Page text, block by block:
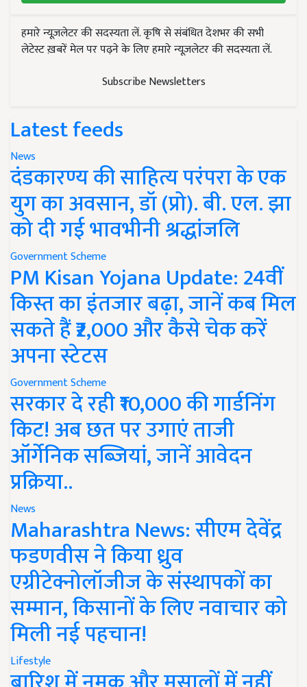
हमारे न्यूज़लेटर की सदस्यता लें. कृषि से संबंधित देशभर की सभी
लेटेस्ट ख़बरें मेल पर पढ़ने के लिए हमारे न्यूज़लेटर की सदस्यता लें.
Subscribe Newsletters
Latest feeds
News
दंडकारण्य की साहित्य परंपरा के एक
युग का अवसान, डॉ (प्रो). बी. एल. झा
को दी गई भावभीनी श्रद्धांजलि
Government Scheme
PM Kisan Yojana Update: 24वीं
किस्त का इंतजार बढ़ा, जानें कब मिल
सकते हैं ₹2,000 और कैसे चेक करें
अपना स्टेटस
Government Scheme
सरकार दे रही ₹10,000 की गार्डनिंग
किट! अब छत पर उगाएं ताजी
ऑर्गेनिक सब्जियां, जानें आवेदन
प्रक्रिया..
News
Maharashtra News: सीएम देवेंद्र
फडणवीस ने किया ध्रुव
एग्रीटेक्नोलॉजीज के संस्थापकों का
सम्मान, किसानों के लिए नवाचार को
मिली नई पहचान!
Lifestyle